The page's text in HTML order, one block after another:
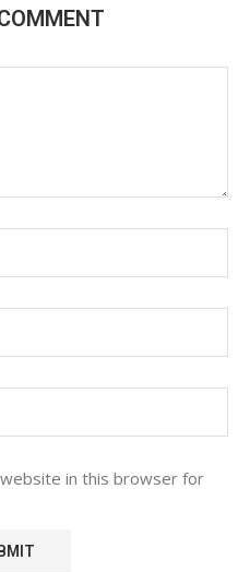
in this browser for